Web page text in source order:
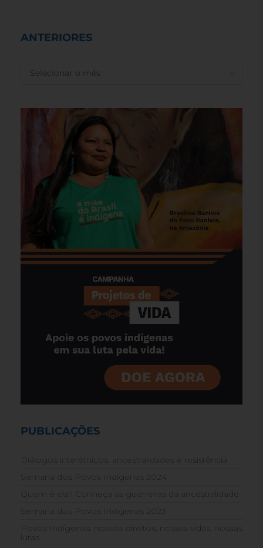
ANTERIORES
PUBLICAÇÕES
Diálogos interétnicos: ancestralidades e resistência
Semana dos Povos Indígenas 2024
Quem é ela? Conheça as guerreiras da ancestralidade
Semana dos Povos Indígenas 2023
Povos Indígenas: nossos direitos, nossas vidas, nossas
lutas